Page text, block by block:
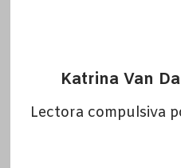
Katrina Van
Lectora compulsiva